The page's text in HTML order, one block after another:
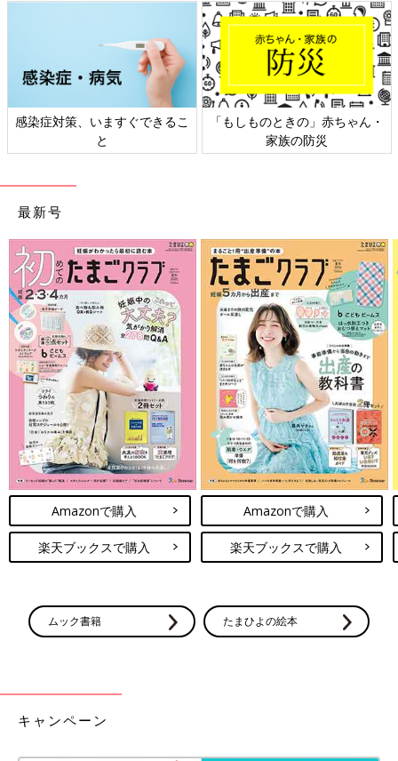
感染症対策、いますぐできるこ
と
「もしものときの」赤ちゃん・
家族の防災
最新号
Amazonで購入
楽天ブックスで購入
Amazonで購入
楽天ブックスで購入
ムック書籍 たまひよの絵本
キャンペーン